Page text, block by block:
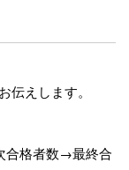
伝えします。
合格者数→最終合